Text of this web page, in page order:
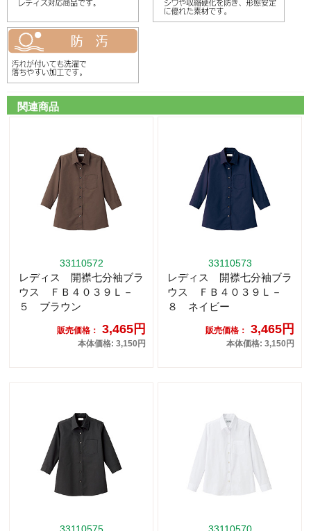
関連商品
33110572
レディス 開襟七分袖ブラ
ウス ＦＢ４０３９Ｌ－
５ ブラウン
販売価格： 3,465円
本体価格: 3,150円
33110573
レディス 開襟七分袖ブラ
ウス ＦＢ４０３９Ｌ－
８ ネイビー
販売価格： 3,465円
本体価格: 3,150円